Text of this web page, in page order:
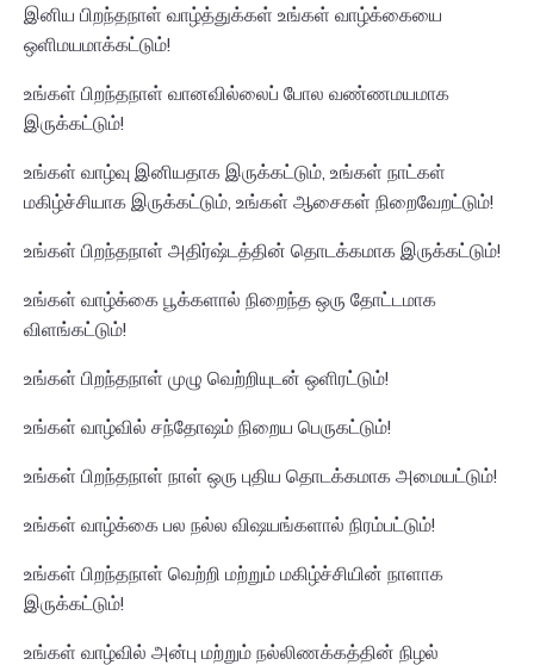
இனிய பிறந்தநாள் வாழ்த்துக்கள் உங்கள் வாழ்க்கையை
ஒளிமயமாக்கட்டும்!
உங்கள் பிறந்தநாள் வானவில்லைப் போல வண்ணமயமாக
இருக்கட்டும்!
உங்கள் வாழ்வு இனியதாக இருக்கட்டும், உங்கள் நாட்கள்
மகிழ்ச்சியாக இருக்கட்டும், உங்கள் ஆசைகள் நிறைவேறட்டும்!
உங்கள் பிறந்தநாள் அதிர்ஷ்டத்தின் தொடக்கமாக இருக்கட்டும்!
உங்கள் வாழ்க்கை பூக்களால் நிறைந்த ஒரு தோட்டமாக
விளங்கட்டும்!
உங்கள் பிறந்தநாள் முழு வெற்றியுடன் ஒளிரட்டும்!
உங்கள் வாழ்வில் சந்தோஷம் நிறைய பெருகட்டும்!
உங்கள் பிறந்தநாள் நாள் ஒரு புதிய தொடக்கமாக அமையட்டும்!
உங்கள் வாழ்க்கை பல நல்ல விஷயங்களால் நிரம்பட்டும்!
உங்கள் பிறந்தநாள் வெற்றி மற்றும் மகிழ்ச்சியின் நாளாக
இருக்கட்டும்!
உங்கள் வாழ்வில் அன்பு மற்றும் நல்லிணக்கத்தின் நிழல்